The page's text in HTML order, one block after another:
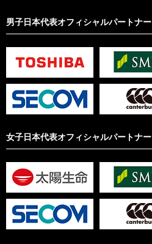
男子日本代表オフィシャルパートナー
女子日本代表オフィシャルパートナー